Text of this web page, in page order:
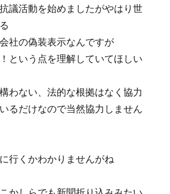
議活動を始めましたがやはり世
社の偽装表示なんですが
という点を理解していてほしい
わない、法的な根拠はなく協力
るだけなので当然協力しません
行くかわかりませんがね